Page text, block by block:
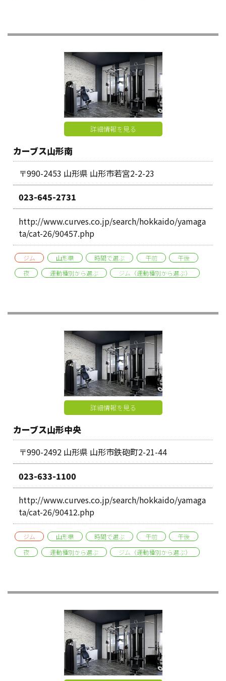
詳細情報を見る
カーブス山形南
〒990-2453 山形県 山形市若宮2-2-23
023-645-2731
http://www.curves.co.jp/search/hokkaido/yamaga
ta/cat-26/90457.php
ジム 山形県 時間で選ぶ 午前
午後
夜
運動種別から選ぶ ジム（運動種別から選ぶ）
詳細情報を見る
カーブス山形中央
〒990-2492 山形県 山形市鉄砲町2-21-44
023-633-1100
http://www.curves.co.jp/search/hokkaido/yamaga
ta/cat-26/90412.php
ジム 山形県 時間で選ぶ 午前
午後
夜
運動種別から選ぶ ジム（運動種別から選ぶ）